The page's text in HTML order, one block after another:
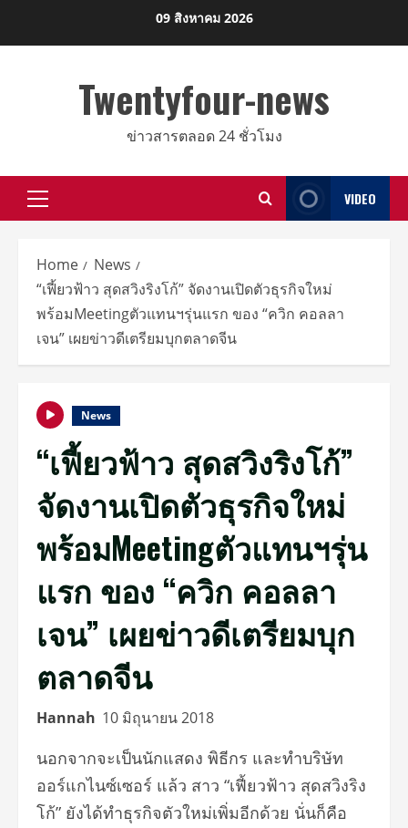
09 สิงหาคม 2026
Twentyfour-news
ข่าวสารตลอด 24 ชั่วโมง
Primary
VIDEO
Home
News
“เฟี้ยวฟ้าว สุดสวิงริงโก้” จัดงานเปิดตัวธุรกิจใหม่
พร้อมMeetingตัวแทนฯรุ่นแรก ของ “ควิก คอลลา
เจน” เผยข่าวดีเตรียมบุกตลาดจีน
News
“เฟี้ยวฟ้าว สุดสวิงริงโก้”
จัดงานเปิดตัวธุรกิจใหม่
พร้อมMeetingตัวแทนฯรุ่น
แรก ของ “ควิก คอลลา
เจน” เผยข่าวดีเตรียมบุก
ตลาดจีน
Hannah 10 มิถุนายน 2018
นอกจากจะเป็นนักแสดง พิธีกร และทำบริษัท
ออร์แกไนซ์เซอร์ แล้ว สาว “เฟี้ยวฟ้าว สุดสวิงริง
โก้” ยังได้ทำธุรกิจตัวใหม่เพิ่มอีกด้วย นั่นก็คือ